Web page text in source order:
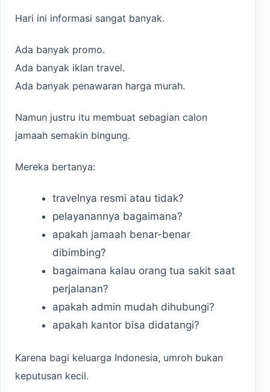
Hari ini informasi sangat banyak.
Ada banyak promo.
Ada banyak iklan travel.
Ada banyak penawaran harga murah.
Namun justru itu membuat sebagian calon
jamaah semakin bingung.
Mereka bertanya:
travelnya resmi atau tidak?
pelayanannya bagaimana?
apakah jamaah benar-benar
dibimbing?
bagaimana kalau orang tua sakit saat
perjalanan?
apakah admin mudah dihubungi?
apakah kantor bisa didatangi?
Karena bagi keluarga Indonesia, umroh bukan
keputusan kecil.